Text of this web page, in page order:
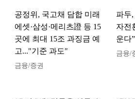
공정위, 국고채 담합 미래
에셋·삼성·메리츠證 등 15
곳에 최대 15조 과징금 예
고..."기준 과도"
금융/증권
파두,
자전
운다”
금융/